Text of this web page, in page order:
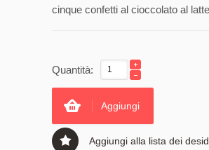
cinque confetti al cioccolato al
Quantità:
Aggiungi
Aggiungi alla lista dei